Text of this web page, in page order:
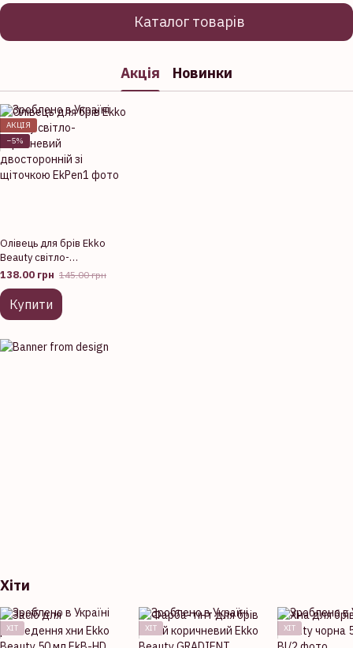
Каталог товарів
Акція Новинки
АКЦІЯ
−5%
Олівець для брів Ekko
Beauty світло-
коричневий
двосторонній зі
щіточкою
138.00 грн 145.00 грн
Купити
Хіти
ХІТ ХІТ ХІТ